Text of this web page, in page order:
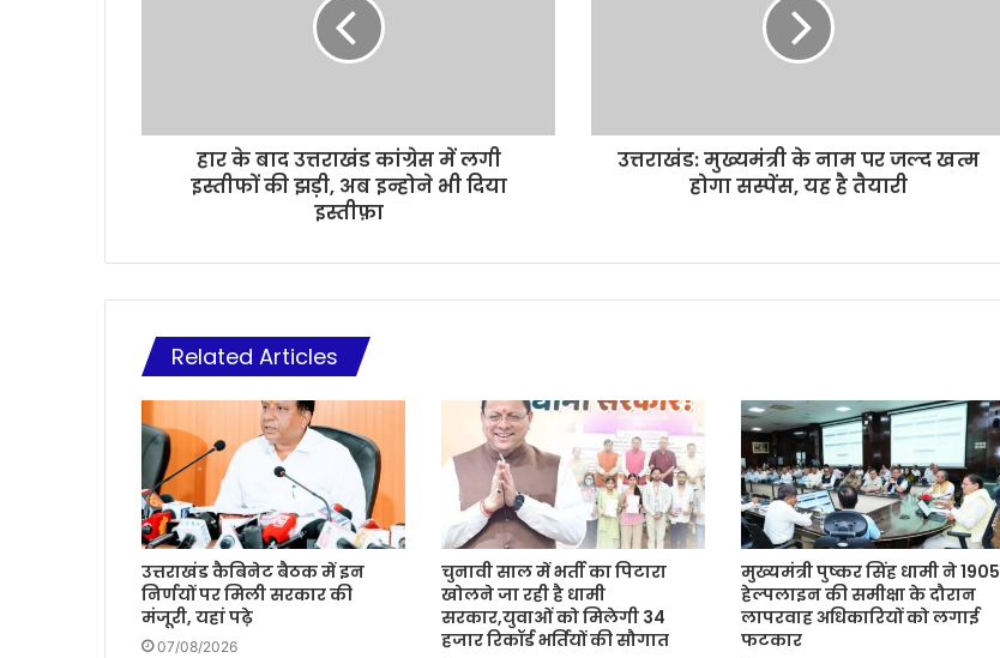
हार के बाद उत्तराखंड कांग्रेस में लगी
इस्तीफों की झड़ी, अब इन्होने भी दिया
इस्तीफ़ा
उत्तराखंड: मुख्यमंत्री के नाम पर जल्द खत्म
होगा सस्पेंस, यह है तैयारी
Related Articles
उत्तराखंड कैबिनेट बैठक में इन
निर्णयों पर मिली सरकार की
मंजूरी, यहां पढ़े
07/08/2026
चुनावी साल में भर्ती का पिटारा
खोलने जा रही है धामी
सरकार,युवाओं को मिलेगी 34
हजार रिकॉर्ड भर्तियों की सौगात
मुख्यमंत्री पुष्कर सिंह धामी ने 1905
हेल्पलाइन की समीक्षा के दौरान
लापरवाह अधिकारियों को लगाई
फटकार